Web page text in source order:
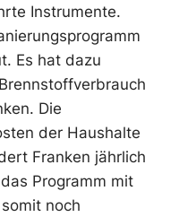
Instrumente.
Es hat dazu
Die
der Haushalte
Franken jährlich
Programm mit
noch